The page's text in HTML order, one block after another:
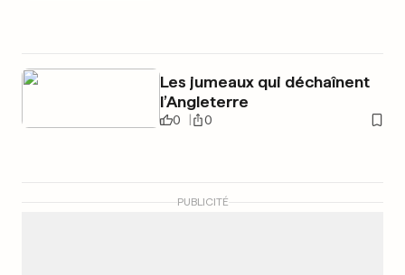
Les jumeaux qui déchaînent
l’Angleterre
0 0
PUBLICITÉ